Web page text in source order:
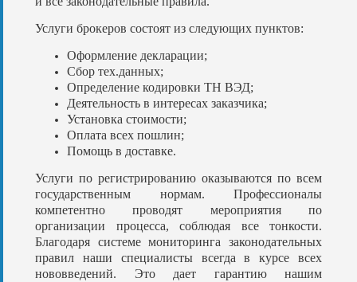
Услуги брокеров состоят из следующих пунктов:
Оформление декларации;
Сбор тех.данных;
Определение кодировки ТН ВЭД;
Деятельность в интересах заказчика;
Установка стоимости;
Оплата всех пошлин;
Помощь в доставке.
Услуги по регистрированию оказываются по всем
государственным нормам. Профессионалы
компетентно проводят мероприятия по
организации процесса, соблюдая все тонкости.
Благодаря системе мониторинга законодательных
правил наши специалисты всегда в курсе всех
нововведений. Это дает гарантию нашим